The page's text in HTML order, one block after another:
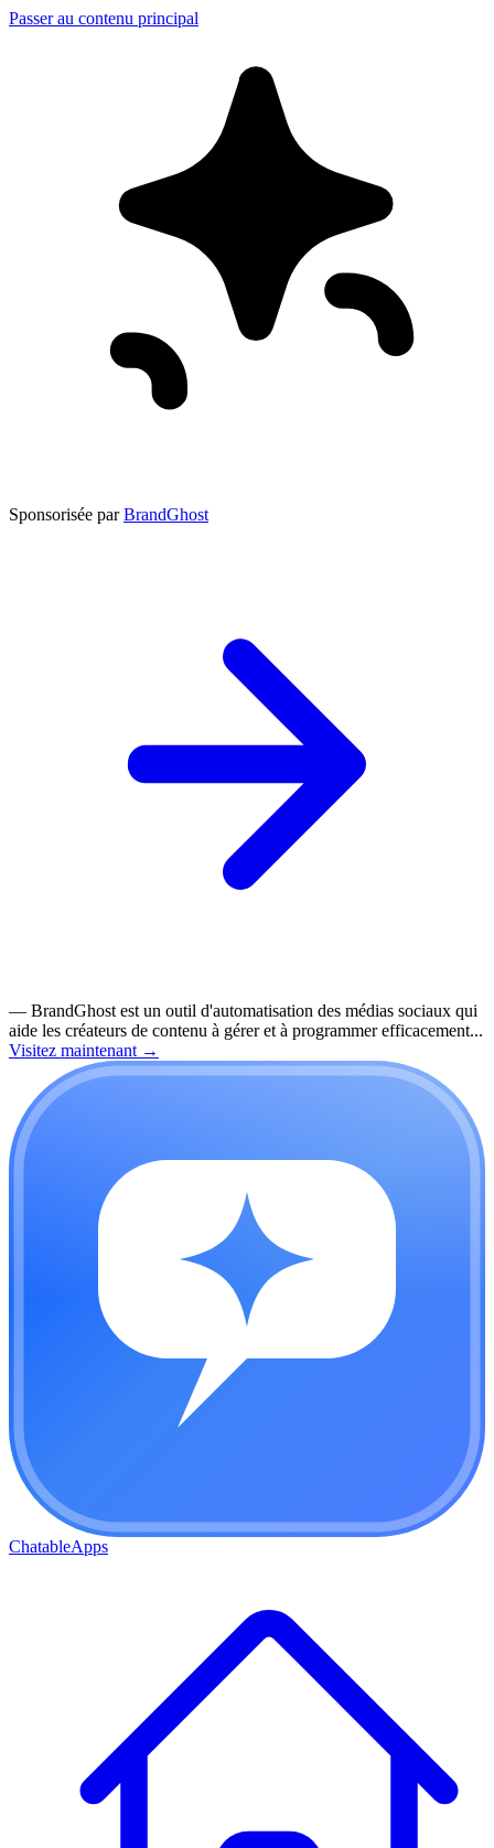
Passer au contenu principal
Sponsorisée par BrandGhost
— BrandGhost est un outil d'automatisation des médias sociaux qui
aide les créateurs de contenu à gérer et à programmer efficacement...
Visitez maintenant →
ChatableApps